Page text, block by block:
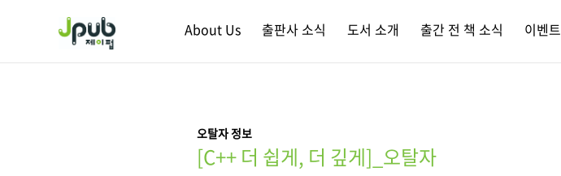
About Us 출판사 소식 도서 소개 출간 전 책 소식 이벤트
오탈자 정보
[C++ 더 쉽게, 더 깊게]_오탈자